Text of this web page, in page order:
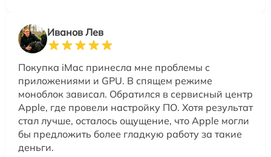
Иванов Лев
Покупка iMac принесла мне проблемы с
приложениями и GPU. В спящем режиме
моноблок зависал. Обратился в сервисный центр
Apple, где провели настройку ПО. Хотя результат
стал лучше, осталось ощущение, что Apple могли
бы предложить более гладкую работу за такие
деньги.